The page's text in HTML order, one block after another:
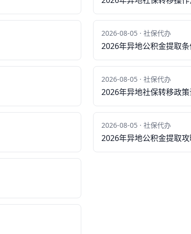
2026-08-05 · 社保代办
2026年异地公积金提取
2026-08-05 · 社保代办
2026年异地社保转移政
2026-08-05 · 社保代办
2026年异地公积金提取